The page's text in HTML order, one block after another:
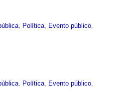
Política Evento público
Política Evento público